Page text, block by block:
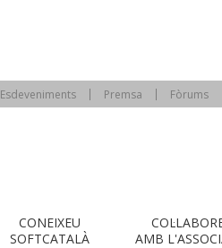
Esdeveniments Premsa Fòrums
CONEIXEU
SOFTCATALÀ
AMB